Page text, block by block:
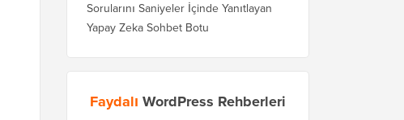
Sorularını Saniyeler İçinde Yanıtlayan
Yapay Zeka Sohbet Botu
Faydalı WordPress Rehberleri